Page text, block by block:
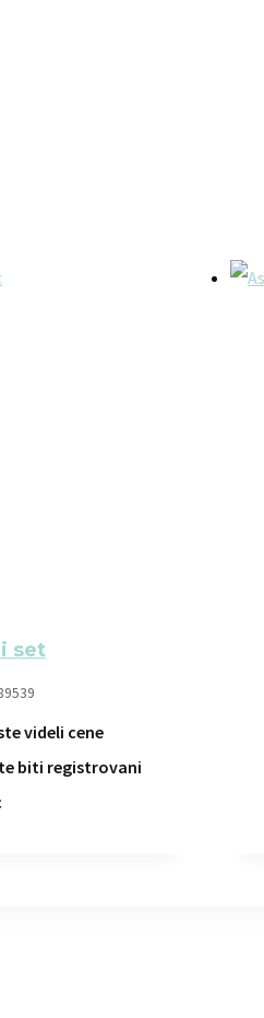
set
videli cene
biti registrovani